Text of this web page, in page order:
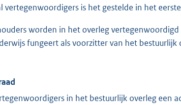
vertegenwoordigers is het gestelde in het
worden in het overleg
fungeert als voorzitter van het bestuurlijk
in het bestuurlijk overleg een